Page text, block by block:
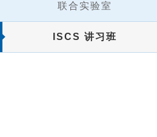
联合实验室
ISCS 讲习班